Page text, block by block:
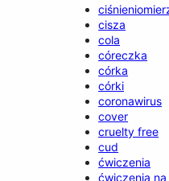
cisza
cola
córeczka
córka
córki
coronawirus
cover
cruelty free
cud
ćwiczenia
ćwiczenia